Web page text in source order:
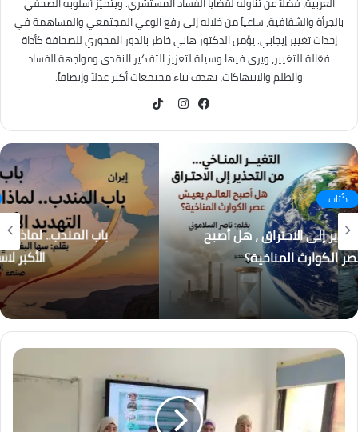
بالجرأة والشفافية، ساعياً من خلاله إلى رفع الوعي المجتمعي والمساهمة في
إحداث تغيير إيجابي. يؤمن الدكتور هاني خاطر بالدور المحوري للصحافة كأداة
فعّالة للتغيير، ويرى فيها وسيلة لتعزيز التفكير النقدي ومواجهة الفساد
والظلم والانتهاكات، بهدف بناء مجتمعات أكثر عدلاً وإنصافاً.
كُتاب
باب المندب.. لماذا أصبحت إيران والحوثيون التهديد
الأكبر لاستقرار المنطقة؟